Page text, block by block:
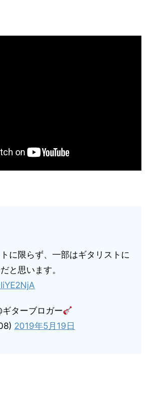
に限らず、一部はギタリストに
と思います。
ターブロガー
2019年5月19日